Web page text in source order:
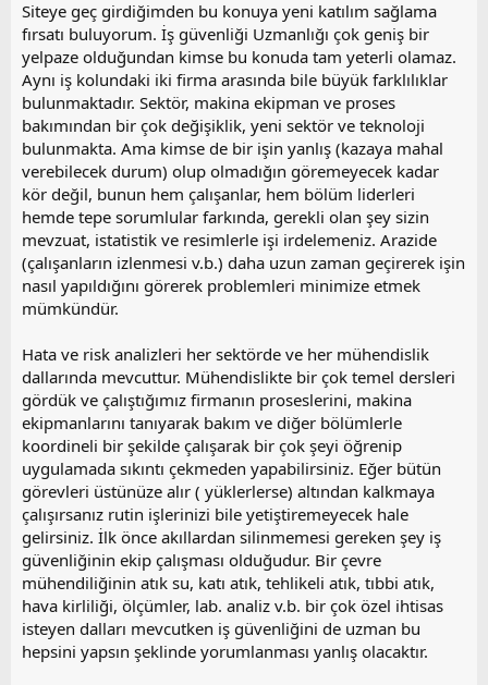
y
l
a
Siteye geç girdiğimden bu konuya yeni katılım sağlama
fırsatı buluyorum. İş güvenliği Uzmanlığı çok geniş bir
yelpaze olduğundan kimse bu konuda tam yeterli olamaz.
Aynı iş kolundaki iki firma arasında bile büyük farklılıklar
bulunmaktadır. Sektör, makina ekipman ve proses
bakımından bir çok değişiklik, yeni sektör ve teknoloji
bulunmakta. Ama kimse de bir işin yanlış (kazaya mahal
verebilecek durum) olup olmadığın göremeyecek kadar
kör değil, bunun hem çalışanlar, hem bölüm liderleri
hemde tepe sorumlular farkında, gerekli olan şey sizin
mevzuat, istatistik ve resimlerle işi irdelemeniz. Arazide
(çalışanların izlenmesi v.b.) daha uzun zaman geçirerek işin
nasıl yapıldığını görerek problemleri minimize etmek
mümkündür.
Hata ve risk analizleri her sektörde ve her mühendislik
dallarında mevcuttur. Mühendislikte bir çok temel dersleri
gördük ve çalıştığımız firmanın proseslerini, makina
ekipmanlarını tanıyarak bakım ve diğer bölümlerle
koordineli bir şekilde çalışarak bir çok şeyi öğrenip
uygulamada sıkıntı çekmeden yapabilirsiniz. Eğer bütün
görevleri üstünüze alır ( yüklerlerse) altından kalkmaya
çalışırsanız rutin işlerinizi bile yetiştiremeyecek hale
gelirsiniz. İlk önce akıllardan silinmemesi gereken şey iş
güvenliğinin ekip çalışması olduğudur. Bir çevre
mühendiliğinin atık su, katı atık, tehlikeli atık, tıbbi atık,
hava kirliliği, ölçümler, lab. analiz v.b. bir çok özel ihtisas
isteyen dalları mevcutken iş güvenliğini de uzman bu
hepsini yapsın şeklinde yorumlanması yanlış olacaktır.